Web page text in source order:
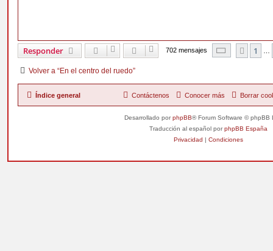
Responder 702 mensajes Página55
1
Volver a “En el centro del ruedo”
Índice general Borrar
Conocer más
Contáctenos
Desarrollado porphpBB® Forum Software © phpBB
Traducción al español porphpBB España
Privacidad | Condiciones